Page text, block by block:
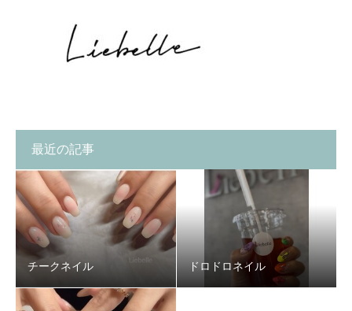
最近の記事
チークネイル ドロドロネイル